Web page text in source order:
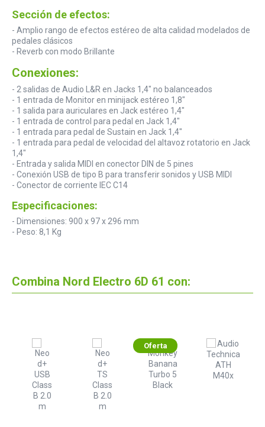
Sección de efectos:
- Amplio rango de efectos estéreo de alta calidad modelados de
pedales clásicos
- Reverb con modo Brillante
Conexiones:
- 2 salidas de Audio L&R en Jacks 1,4" no balanceados
- 1 entrada de Monitor en minijack estéreo 1,8"
- 1 salida para auriculares en Jack estéreo 1,4"
- 1 entrada de control para pedal en Jack 1,4"
- 1 entrada para pedal de Sustain en Jack 1,4"
- 1 entrada para pedal de velocidad del altavoz rotatorio en Jack
1,4"
- Entrada y salida MIDI en conector DIN de 5 pines
- Conexión USB de tipo B para transferir sonidos y USB MIDI
- Conector de corriente IEC C14
Especificaciones:
- Dimensiones: 900 x 97 x 296 mm
- Peso: 8,1 Kg
Combina Nord Electro 6D 61 con:
Oferta